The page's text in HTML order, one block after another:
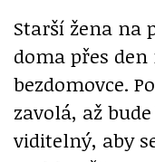
Starší žena na
doma přes
bezdomovce.
zavolá, až
viditelný, aby